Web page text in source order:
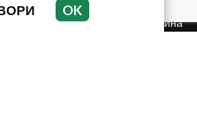
OKна част или цялото
без разрешение на Медийна